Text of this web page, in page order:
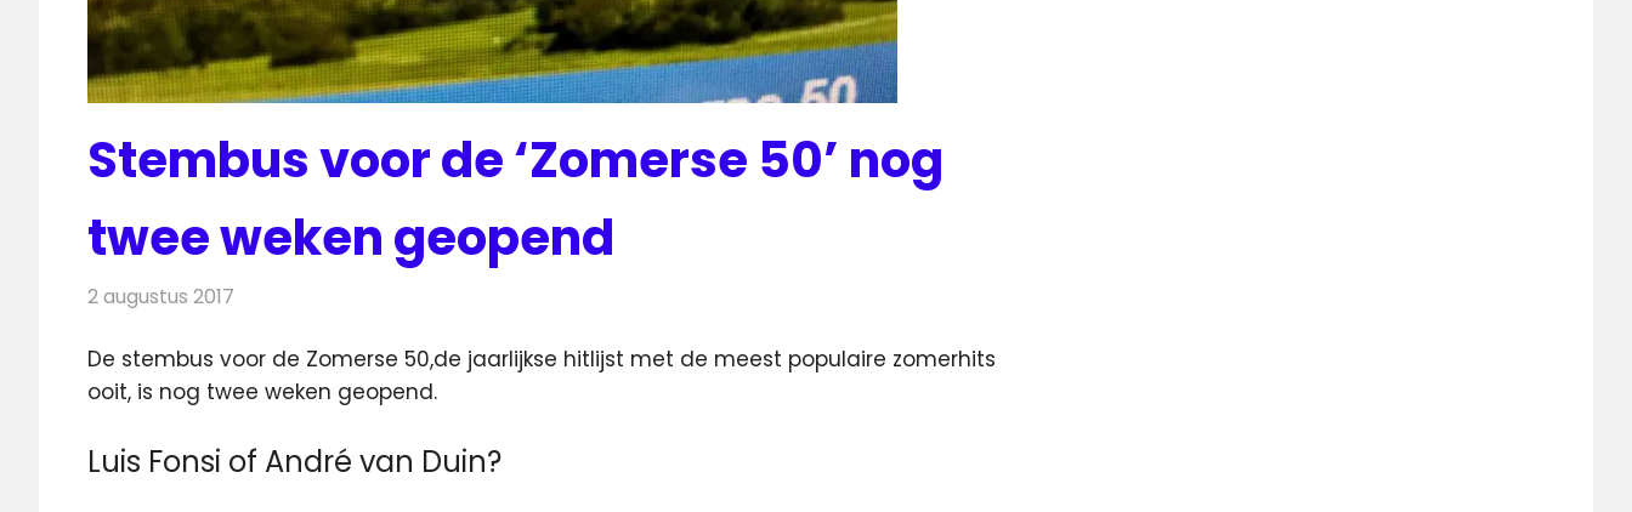
Stembus voor de ‘Zomerse 50’ nog
twee weken geopend
2 augustus 2017
De stembus voor de Zomerse 50,de jaarlijkse hitlijst met de meest populaire zomerhits
ooit, is nog twee weken geopend.
Luis Fonsi of André van Duin?